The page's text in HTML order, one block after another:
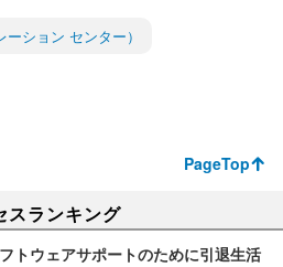
ション センター）
PageTop
スランキング
トウェアサポートのために引退生活